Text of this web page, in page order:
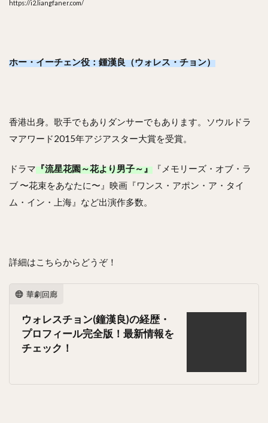
https://i2.liangfaner.com/
ホー・イーチェン役：鍾漢良（ウォレス・チョン）
香港出身。歌手でもありダンサーでもあります。ソウルドラ
マアワード2015年アジアスター大賞を受賞。
ドラマ『流星花園～花より男子～』 『メモリーズ・オブ・ラ
ブ 〜花束をあなたに〜』映画『ワンス・アポン・ア・タイ
ム・イン・上海』など出演作多数。
詳細はこちらからどうぞ！
華劇回廊
ウォレスチョン(鐘漢良)の経歴・
プロフィール完全版！最新情報を
チェック！